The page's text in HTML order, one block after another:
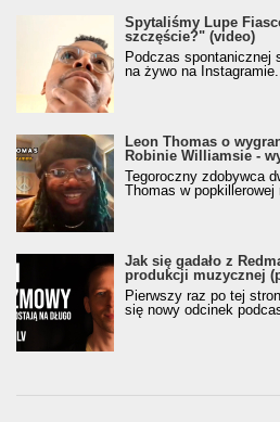
Spytaliśmy Lupe
szczęście?" (video)
Podczas spontanicznej
na żywo na
Leon Thomas o
Robinie Williamsie -
Tegoroczny zdobywca
Thomas w popkillerowej
Jak się gadało z
produkcji muzycznej
Pierwszy raz po tej
się nowy odcinek